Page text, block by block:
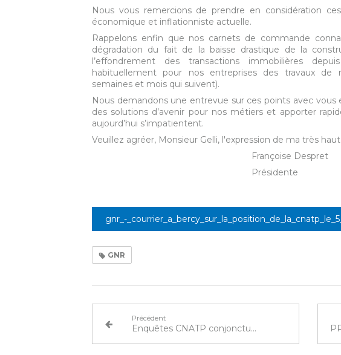
Nous vous remercions de prendre en considération
économique et inflationniste actuelle.
Rappelons enfin que nos carnets de commande
dégradation du fait de la baisse drastique de la
l’effondrement des transactions immobilières
habituellement pour nos entreprises des travaux de
semaines et mois qui suivent).
Nous demandons une entrevue sur ces points avec
des solutions d’avenir pour nos métiers et apporter
aujourd’hui s’impatientent.
Veuillez agréer, Monsieur Gelli, l'expression de ma très
Françoise Despret
Présidente
gnr_-
GNR
Précédent
Enquêtes CNATP conjoncture Travaux Publics et Paysagistes Octobre 2023